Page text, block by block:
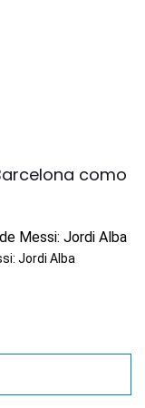
como
Jordi Alba